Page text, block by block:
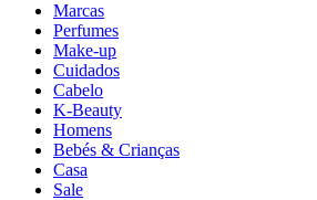
Marcas
Perfumes
Make-up
Cuidados
Cabelo
K-Beauty
Homens
Bebés & Crianças
Casa
Sale